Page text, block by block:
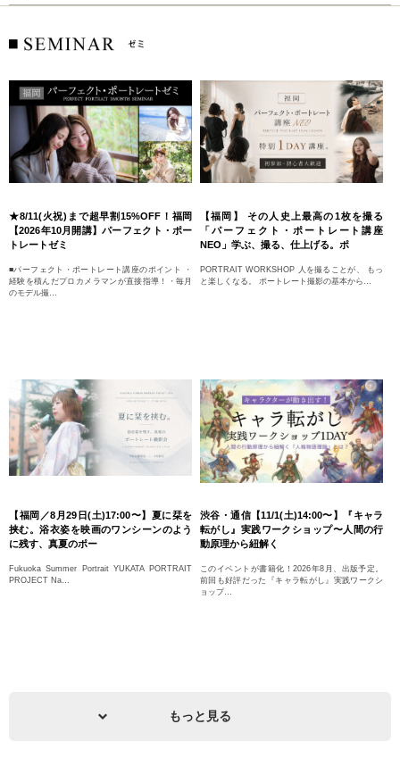
★8/11(火祝)まで超早割15%OFF！福岡
【2026年10月開講】パーフェクト・ポー
トレートゼミ
■パーフェクト・ポートレート講座のポイント ・
経験を積んだプロカメラマンが直接指導！・毎月
のモデル撮
【福岡】 その人史上最高の1枚を撮る
「パーフェクト・ポートレート講座
NEO」学ぶ、撮る、仕上げる。ポ
PORTRAIT WORKSHOP 人を撮ることが、 もっ
と楽しくなる。 ポートレート撮影の基本から
【福岡／8月29日(土)17:00〜】夏に栞を
挟む。浴衣姿を映画のワンシーンのよう
に残す、真夏のポー
Fukuoka Summer Portrait YUKATA PORTRAIT
PROJECT Na
渋谷・通信【11/1(土)14:00〜】『キャラ
転がし』実践ワークショップ〜人間の行
動原理から紐解く
このイベントが書籍化！2026年8月、出版予定。
前回も好評だった『キャラ転がし』実践ワークシ
ョップ…
もっと見る